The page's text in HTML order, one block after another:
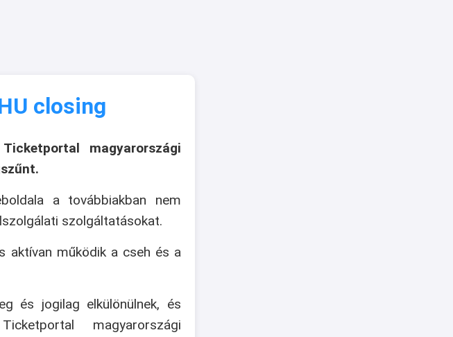
closing
magyarországi
a továbbiakban nem
szolgáltatásokat.
aktívan működik a cseh és a
és jogilag elkülönülnek, és
magyarországi